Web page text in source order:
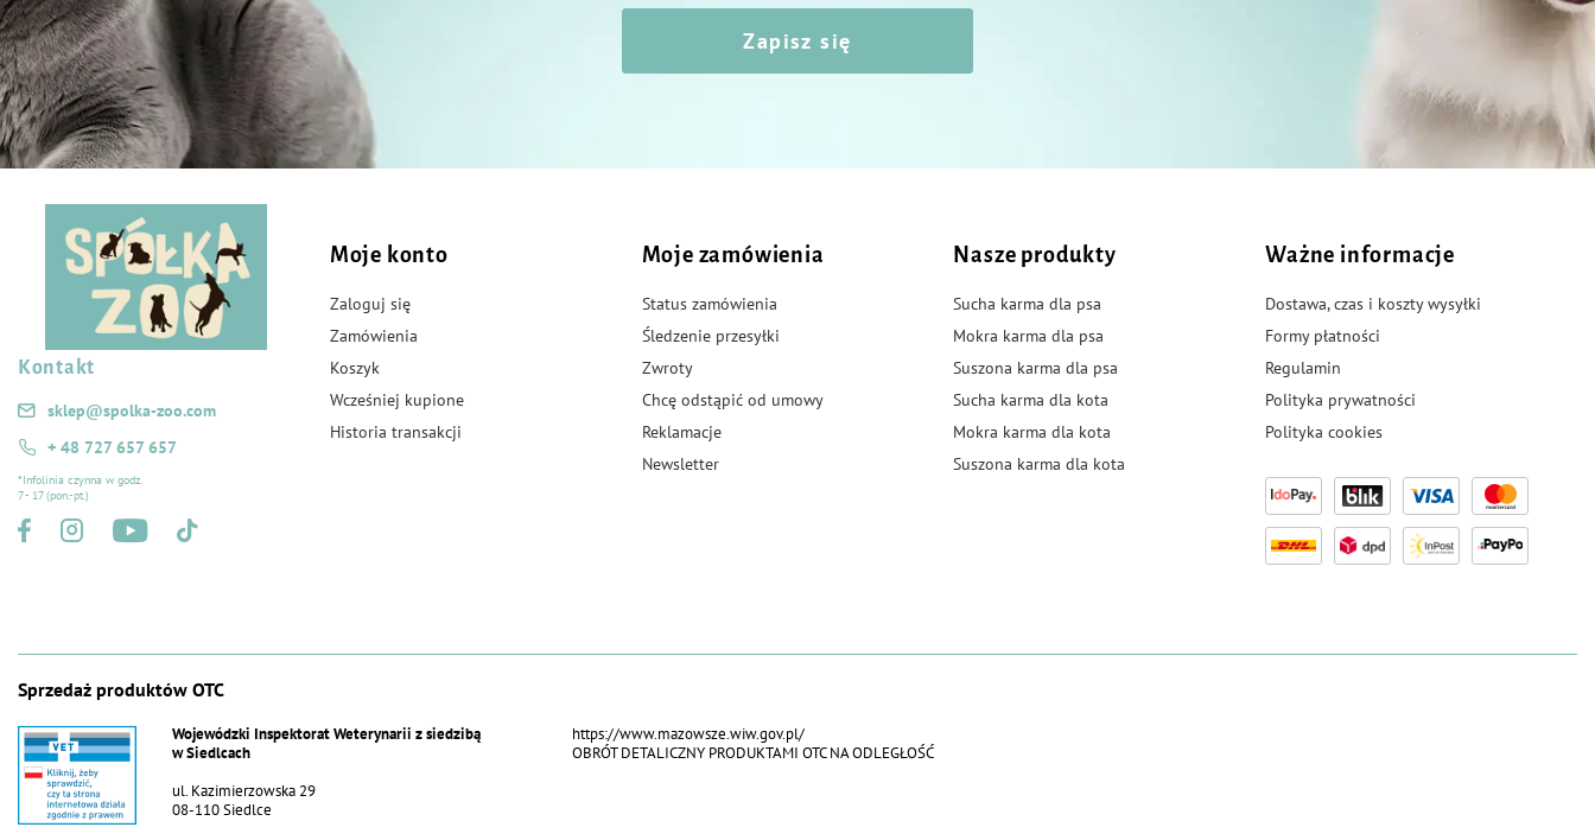
Zapisz się
Kontakt
sklep@spolka-zoo.com
+ 48 727 657 657
*Infolinia czynna w godz.
7 - 17 (pon.-pt.)
Moje konto
Zaloguj się
Zamówienia
Koszyk
Wcześniej kupione
Historia transakcji
Moje zamówienia
Status zamówienia
Śledzenie przesyłki
Zwroty
Chcę odstąpić od umowy
Reklamacje
Newsletter
Nasze produkty
Sucha karma dla psa
Mokra karma dla psa
Suszona karma dla psa
Sucha karma dla kota
Mokra karma dla kota
Suszona karma dla kota
Ważne informacje
Dostawa, czas i koszty wysyłki
Formy płatności
Regulamin
Polityka prywatności
Polityka cookies
Sprzedaż produktów OTC
Wojewódzki Inspektorat Weterynarii z siedzibą
w Siedlcach
ul. Kazimierzowska 29
08-110 Siedlce
https://www.mazowsze.wiw.gov.pl/
OBRÓT DETALICZNY PRODUKTAMI OTC NA ODLEGŁOŚĆ